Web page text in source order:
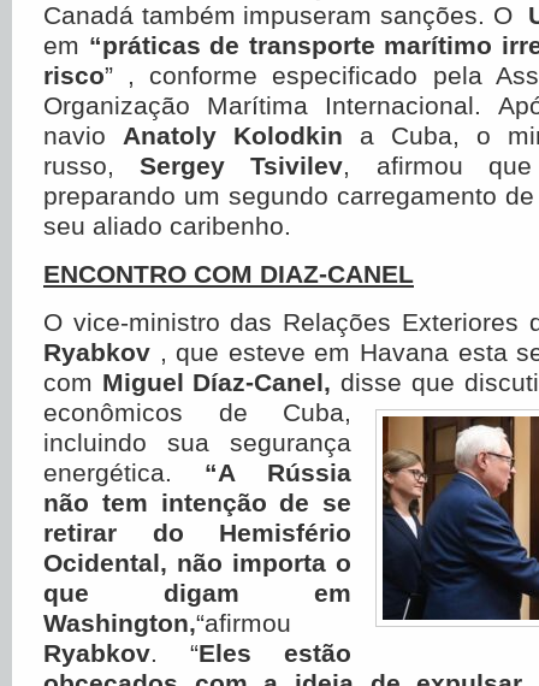
Canadá também impuseram sanções. O
em “práticas de transporte marítimo
risco” , conforme especificado pela
Organização Marítima Internacional.
navio Anatoly Kolodkin a Cuba, o
russo,Sergey Tsivilev, afirmou que
preparando um segundo carregamento
seu aliado caribenho.
ENCONTRO COM DIAZ-CANEL
O vice-ministro das Relações Exteriores
Ryabkov , que esteve em Havana esta
com Miguel Díaz-Canel, disse que
econômicos de Cuba,
incluindo sua segurança
energética. “A Rússia
não tem intenção de se
retirar do Hemisfério
Ocidental, não importa o
que digam em
Washington,“afirmou
Ryabkov. “Eles estão